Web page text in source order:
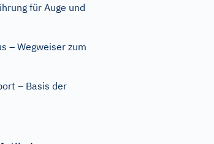
für Auge und
– Wegweiser zum
– Basis der